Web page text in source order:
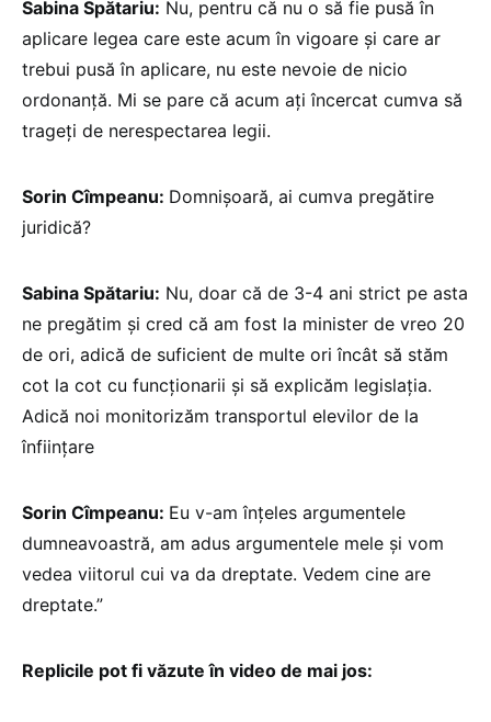
Sabina Spătariu: Nu, pentru că nu o să fie pusă în
aplicare legea care este acum în vigoare și care ar
trebui pusă în aplicare, nu este nevoie de nicio
ordonanță. Mi se pare că acum ați încercat cumva să
trageți de nerespectarea legii.
Sorin Cîmpeanu: Domnișoară, ai cumva pregătire
juridică?
Sabina Spătariu: Nu, doar că de 3-4 ani strict pe asta
ne pregătim și cred că am fost la minister de vreo 20
de ori, adică de suficient de multe ori încât să stăm
cot la cot cu funcționarii și să explicăm legislația.
Adică noi monitorizăm transportul elevilor de la
înființare
Sorin Cîmpeanu: Eu v-am înțeles argumentele
dumneavoastră, am adus argumentele mele și vom
vedea viitorul cui va da dreptate. Vedem cine are
dreptate.”
Replicile pot fi văzute în video de mai jos: